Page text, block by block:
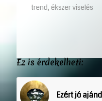
trend,ékszer viselés
Ez is érdekelheti:
Ezért jó